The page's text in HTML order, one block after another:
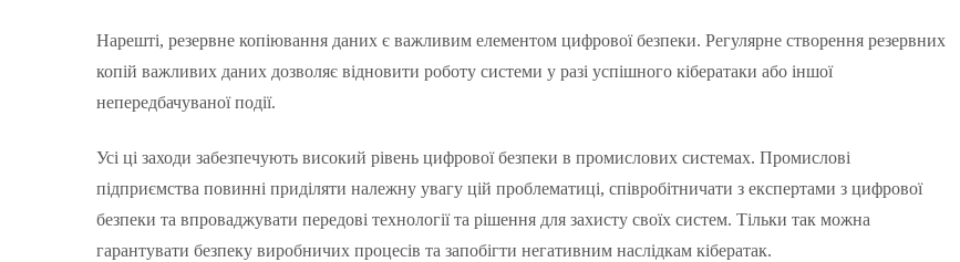
Нарешті, резервне копіювання даних є важливим елементом цифрової безпеки. Регулярне створення резервних
копій важливих даних дозволяє відновити роботу системи у разі успішного кібератаки або іншої
непередбачуваної події.
Усі ці заходи забезпечують високий рівень цифрової безпеки в промислових системах. Промислові
підприємства повинні приділяти належну увагу цій проблематиці, співробітничати з експертами з цифрової
безпеки та впроваджувати передові технології та рішення для захисту своїх систем. Тільки так можна
гарантувати безпеку виробничих процесів та запобігти негативним наслідкам кібератак.